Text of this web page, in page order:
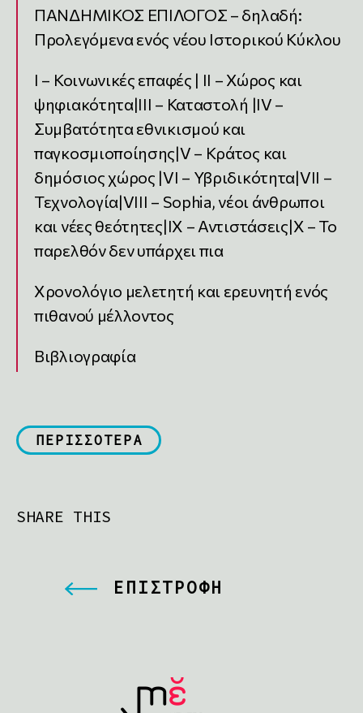
ΠΑΝΔΗΜΙΚΟΣ ΕΠΙΛΟΓΟΣ – δηλαδή:
Προλεγόμενα ενός νέου Ιστορικού Κύκλου
I – Κοινωνικές επαφές | II – Χώρος και
ψηφιακότητα|III – Καταστολή |IV –
Συμβατότητα εθνικισμού και
παγκοσμιοποίησης|V – Κράτος και
δημόσιος χώρος |VI – Υβριδικότητα|VII –
Τεχνολογία|VIII – Sophia, νέοι άνθρωποι
και νέες θεότητες|ΙX – Αντιστάσεις|Χ – Το
παρελθόν δεν υπάρχει πια
Χρονολόγιο μελετητή και ερευνητή ενός
πιθανού μέλλοντος
Βιβλιογραφία
ΠΕΡΙΣΣΟΤΕΡΑ
SHARE THIS
ΕΠΙΣΤΡΟΦΗ